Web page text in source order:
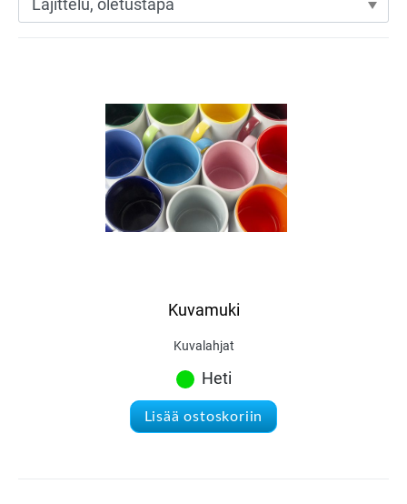
Kuvamuki
Kuvalahjat
Heti
Lisää ostoskoriin